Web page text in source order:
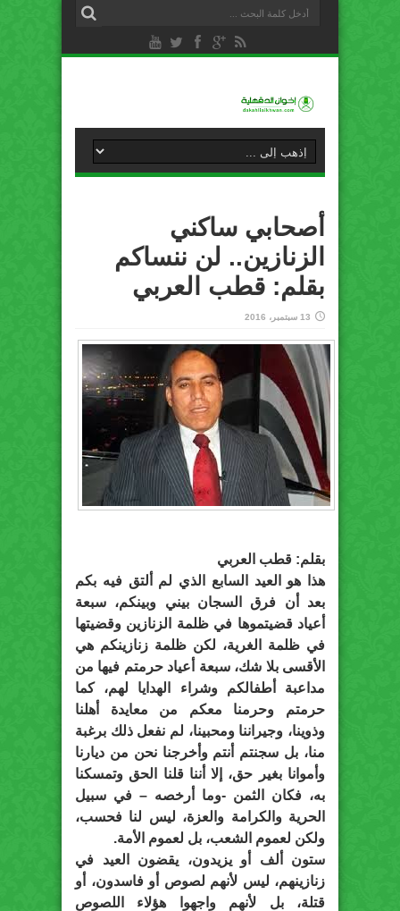
أصحابي ساكني
الزنازين.. لن ننساكم
بقلم: قطب العربي
13 سبتمبر، 2016
بقلم: قطب العربي
هذا هو العيد السابع الذي لم ألتق فيه بكم
بعد أن فرق السجان بيني وبينكم، سبعة
أعياد قضيتموها في ظلمة الزنازين وقضيتها
في ظلمة الغرية، لكن ظلمة زنازينكم هي
الأقسى بلا شك، سبعة أعياد حرمتم فيها من
مداعبة أطفالكم وشراء الهدايا لهم، كما
حرمتم وحرمنا معكم من معايدة أهلنا
وذوينا، وجيراننا ومحبينا، لم نفعل ذلك برغبة
منا، بل سجنتم أنتم وأخرجنا نحن من ديارنا
وأموانا بغير حق، إلا أننا قلنا الحق وتمسكنا
به، فكان الثمن -وما أرخصه – في سبيل
الحرية والكرامة والعزة، ليس لنا فحسب،
ولكن لعموم الشعب، بل لعموم الأمة.
ستون ألف أو يزيدون، يقضون العيد في
زنازينهم، ليس لأنهم لصوص أو فاسدون، أو
قتلة، بل لأنهم واجهوا هؤلاء اللصوص